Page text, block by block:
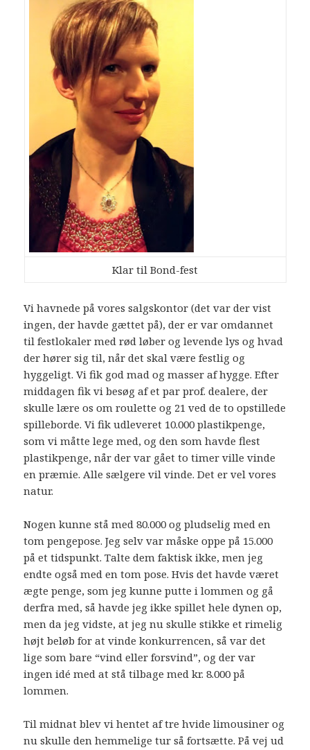
Klar til Bond-fest
Vi havnede på vores salgskontor (det var der vist
ingen, der havde gættet på), der er var omdannet
til festlokaler med rød løber og levende lys og hvad
der hører sig til, når det skal være festlig og
hyggeligt. Vi fik god mad og masser af hygge. Efter
middagen fik vi besøg af et par prof. dealere, der
skulle lære os om roulette og 21 ved de to opstillede
spilleborde. Vi fik udleveret 10.000 plastikpenge,
som vi måtte lege med, og den som havde flest
plastikpenge, når der var gået to timer ville vinde
en præmie. Alle sælgere vil vinde. Det er vel vores
natur.
Nogen kunne stå med 80.000 og pludselig med en
tom pengepose. Jeg selv var måske oppe på 15.000
på et tidspunkt. Talte dem faktisk ikke, men jeg
endte også med en tom pose. Hvis det havde været
ægte penge, som jeg kunne putte i lommen og gå
derfra med, så havde jeg ikke spillet hele dynen op,
men da jeg vidste, at jeg nu skulle stikke et rimelig
højt beløb for at vinde konkurrencen, så var det
lige som bare “vind eller forsvind”, og der var
ingen idé med at stå tilbage med kr. 8.000 på
lommen.
Til midnat blev vi hentet af tre hvide limousiner og
nu skulle den hemmelige tur så fortsætte. På vej ud